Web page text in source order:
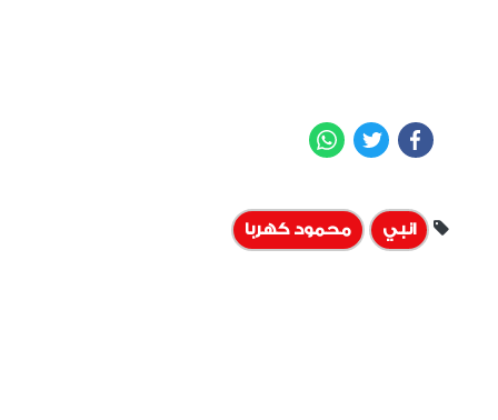
Facebook
Twitter
انبي محمود كهربا